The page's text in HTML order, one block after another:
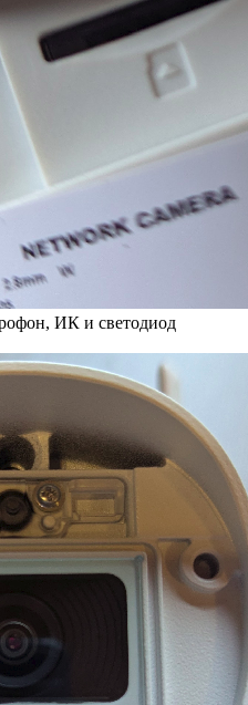
ИК и светодиод